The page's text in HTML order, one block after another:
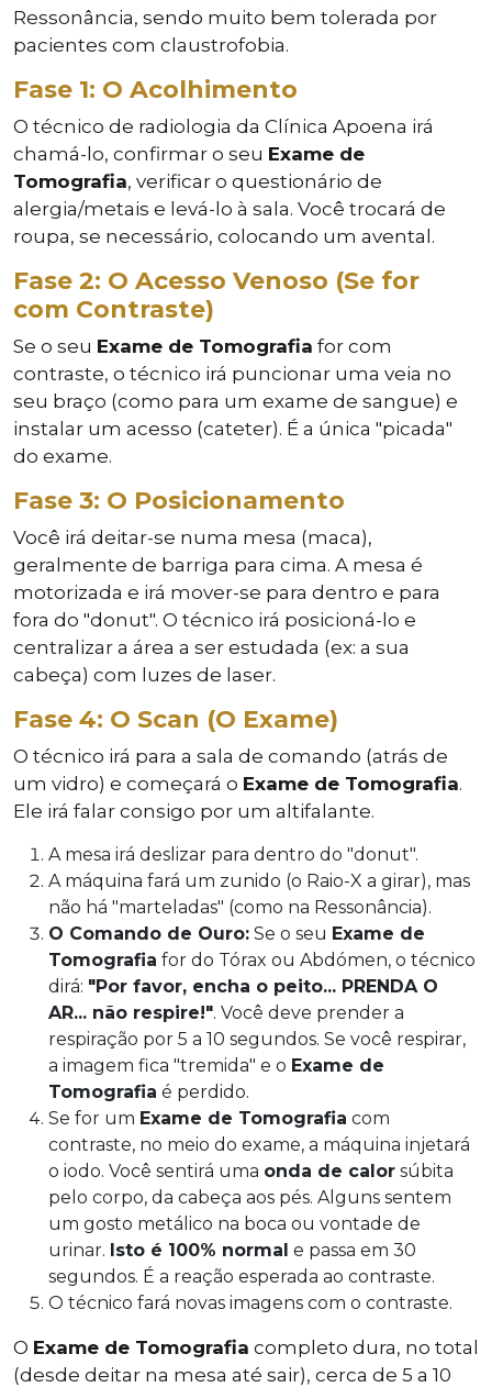
Ressonância, sendo muito bem tolerada por
pacientes com claustrofobia.
Fase 1: O Acolhimento
O técnico de radiologia da Clínica Apoena irá
chamá-lo, confirmar o seu Exame de
Tomografia, verificar o questionário de
alergia/metais e levá-lo à sala. Você trocará de
roupa, se necessário, colocando um avental.
Fase 2: O Acesso Venoso (Se for
com Contraste)
Se o seu Exame de Tomografia for com
contraste, o técnico irá puncionar uma veia no
seu braço (como para um exame de sangue) e
instalar um acesso (cateter). É a única "picada"
do exame.
Fase 3: O Posicionamento
Você irá deitar-se numa mesa (maca),
geralmente de barriga para cima. A mesa é
motorizada e irá mover-se para dentro e para
fora do "donut". O técnico irá posicioná-lo e
centralizar a área a ser estudada (ex: a sua
cabeça) com luzes de laser.
Fase 4: O Scan (O Exame)
O técnico irá para a sala de comando (atrás de
um vidro) e começará o Exame de Tomografia.
Ele irá falar consigo por um altifalante.
A mesa irá deslizar para dentro do "donut".
A máquina fará um zunido (o Raio-X a girar), mas
não há "marteladas" (como na Ressonância).
O Comando de Ouro: Se o seu Exame de
Tomografia for do Tórax ou Abdómen, o técnico
dirá: "Por favor, encha o peito... PRENDA O
AR... não respire!". Você deve prender a
respiração por 5 a 10 segundos. Se você respirar,
a imagem fica "tremida" e o Exame de
Tomografia é perdido.
Se for um Exame de Tomografia com
contraste, no meio do exame, a máquina injetará
o iodo. Você sentirá uma onda de calor súbita
pelo corpo, da cabeça aos pés. Alguns sentem
um gosto metálico na boca ou vontade de
urinar. Isto é 100% normal e passa em 30
segundos. É a reação esperada ao contraste.
O técnico fará novas imagens com o contraste.
O Exame de Tomografia completo dura, no total
(desde deitar na mesa até sair), cerca de 5 a 10